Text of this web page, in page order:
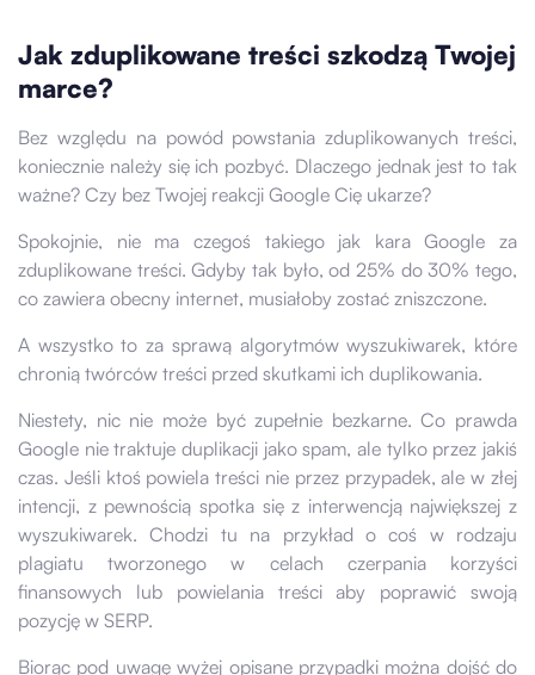
Jak zduplikowane treści szkodzą Twojej
marce?
Bez względu na powód powstania zduplikowanych treści,
koniecznie należy się ich pozbyć. Dlaczego jednak jest to tak
ważne? Czy bez Twojej reakcji Google Cię ukarze?
Spokojnie, nie ma czegoś takiego jak kara Google za
zduplikowane treści. Gdyby tak było, od 25% do 30% tego,
co zawiera obecny internet, musiałoby zostać zniszczone.
A wszystko to za sprawą algorytmów wyszukiwarek, które
chronią twórców treści przed skutkami ich duplikowania.
Niestety, nic nie może być zupełnie bezkarne. Co prawda
Google nie traktuje duplikacji jako spam, ale tylko przez jakiś
czas. Jeśli ktoś powiela treści nie przez przypadek, ale w złej
intencji, z pewnością spotka się z interwencją największej z
wyszukiwarek. Chodzi tu na przykład o coś w rodzaju
plagiatu tworzonego w celach czerpania korzyści
finansowych lub powielania treści aby poprawić swoją
pozycję w SERP.
Biorąc pod uwagę wyżej opisane przypadki można dojść do